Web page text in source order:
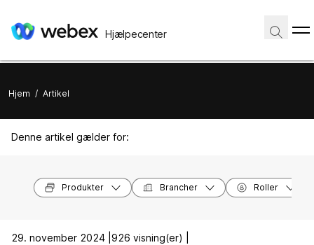
Hjælpecenter
Hjem / Artikel
Denne artikel gælder for:
Produkter Brancher Roller
29. november 2024 | 926 visning(er) |